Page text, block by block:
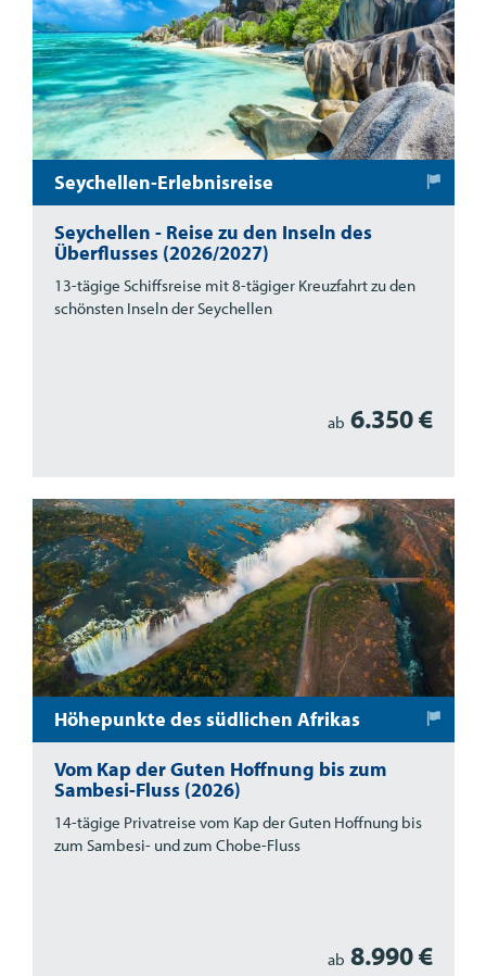
Seychellen-Erlebnisreise
Seychellen - Reise zu den Inseln des
Überflusses (2026/2027)
13-tägige Schiffsreise mit 8-tägiger Kreuzfahrt zu den
schönsten Inseln der Seychellen
ab 6.350 €
Höhepunkte des südlichen Afrikas
Vom Kap der Guten Hoffnung bis zum
Sambesi-Fluss (2026)
14-tägige Privatreise vom Kap der Guten Hoffnung bis
zum Sambesi- und zum Chobe-Fluss
ab 8.990 €